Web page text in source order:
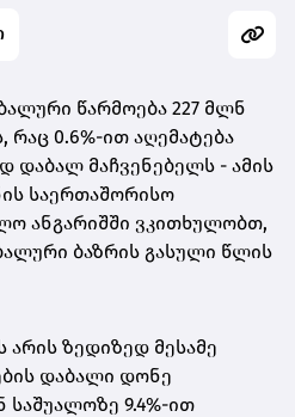
წარმოება 227 მლნ
0.6%-ით აღემატება
დაბალ მაჩვენებელს - ამის
საერთაშორისო
ანგარიშში ვკითხულობთ,
ბაზრის გასული წლის
არის ზედიზედ მესამე
დაბალი დონე
9.4%-ით